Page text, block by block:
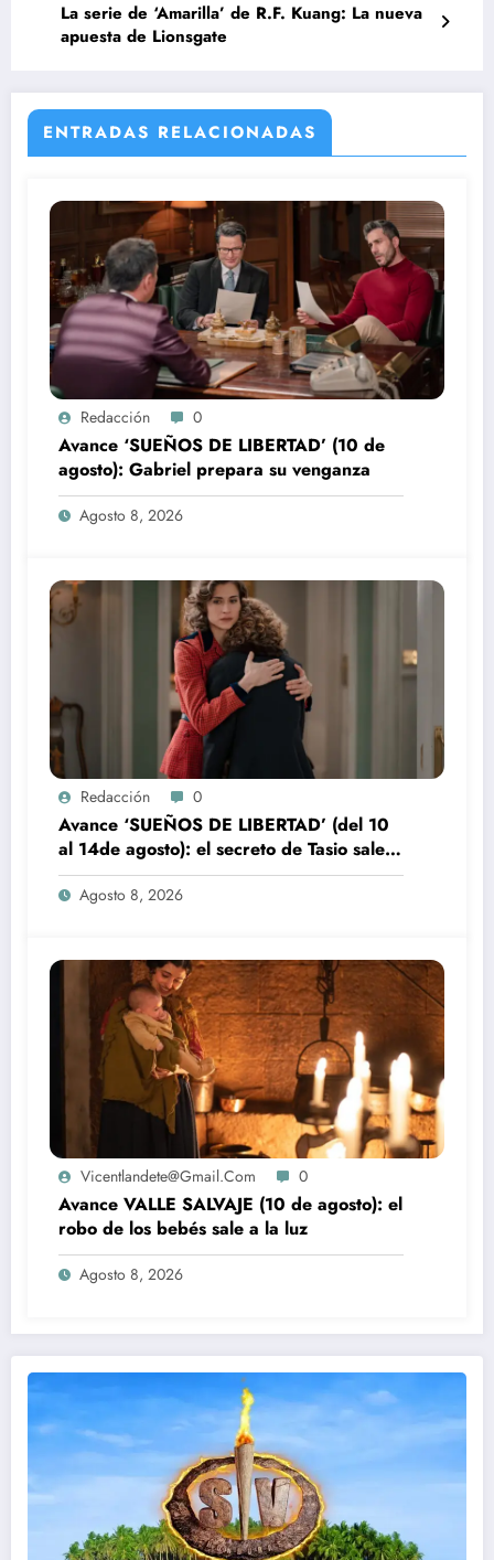
La serie de ‘Amarilla’ de R.F. Kuang: La nueva
apuesta de Lionsgate
ENTRADAS RELACIONADAS
Redacción 0
Avance ‘SUEÑOS DE LIBERTAD’ (10 de
agosto): Gabriel prepara su venganza
Agosto 8, 2026
Redacción 0
Avance ‘SUEÑOS DE LIBERTAD’ (del 10
al 14de agosto): el secreto de Tasio sale a
la luz
Agosto 8, 2026
Vicentlandete@gmail.com 0
Avance VALLE SALVAJE (10 de agosto): el
robo de los bebés sale a la luz
Agosto 8, 2026